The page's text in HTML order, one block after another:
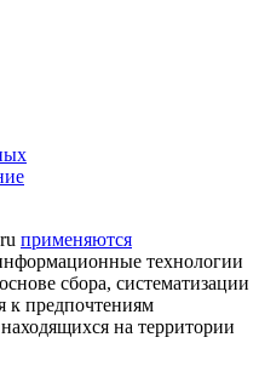
применяются
технологии
сбора, систематизации
к предпочтениям
на территории